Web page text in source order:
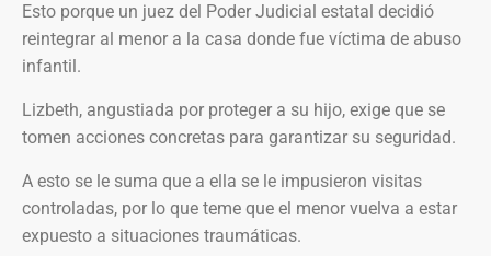
Esto porque un juez del Poder Judicial estatal decidió
reintegrar al menor a la casa donde fue víctima de abuso
infantil.
Lizbeth, angustiada por proteger a su hijo, exige que se
tomen acciones concretas para garantizar su seguridad.
A esto se le suma que a ella se le impusieron visitas
controladas, por lo que teme que el menor vuelva a estar
expuesto a situaciones traumáticas.